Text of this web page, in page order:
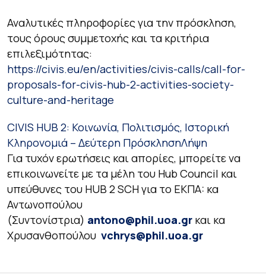
Αναλυτικές πληροφορίες για την πρόσκληση,
τους όρους συμμετοχής και τα κριτήρια
επιλεξιμότητας:
https://civis.eu/en/activities/civis-calls/call-for-
proposals-for-civis-hub-2-activities-society-
culture-and-heritage
CIVIS HUB 2: Κοινωνία, Πολιτισμός, Ιστορική
Κληρονομιά – Δεύτερη ΠρόσκλησηΛήψη
Για τυχόν ερωτήσεις και απορίες, μπορείτε να
επικοινωνείτε με τα μέλη του Hub Council και
υπεύθυνες του HUB 2 SCH για το ΕΚΠA: κα
Αντωνοπούλου
(Συντονίστρια) antono@phil.uoa.gr και κα
Χρυσανθοπούλου vchrys@phil.uoa.gr